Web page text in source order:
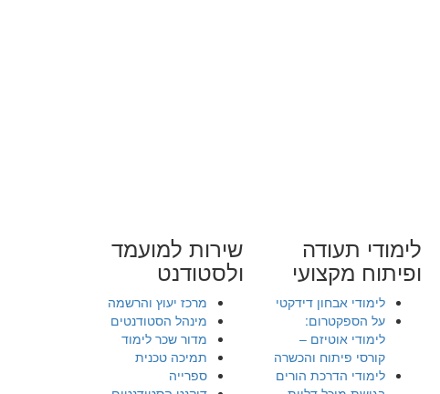
לימודי תעודה
ופיתוח מקצועי
לימודי אבחון דידקטי
על הספקטרום:
לימודי אוטיזם –
קורסי פיתוח והכשרה
לימודי הדרכת הורים
שירות למועמד
ולסטודנט
מרכז יעוץ והרשמה
מינהל הסטודנטים
מדור שכר לימוד
תמיכה טכנית
ספרייה